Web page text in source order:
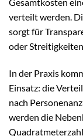
Gesamtkosten
verteilt werden.
sorgt für
oder
In der Praxis
Einsatz: die
nach
werden die